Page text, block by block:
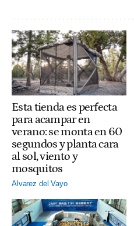
Esta tienda es perfecta
para acampar en
verano: se monta en 60
segundos y planta cara
al sol, viento y
mosquitos
Alvarez del Vayo